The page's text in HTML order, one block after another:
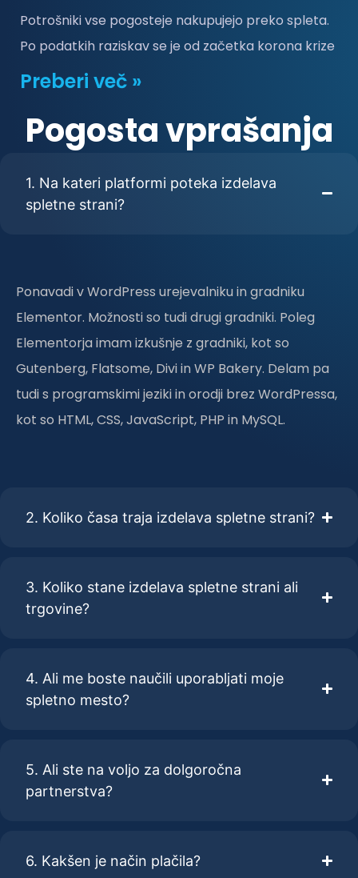
Potrošniki vse pogosteje nakupujejo preko spleta.
Po podatkih raziskav se je od začetka korona krize
Preberi več »
Pogosta vprašanja
1. Na kateri platformi poteka izdelava
spletne strani?
Ponavadi v WordPress urejevalniku in gradniku
Elementor. Možnosti so tudi drugi gradniki. Poleg
Elementorja imam izkušnje z gradniki, kot so
Gutenberg, Flatsome, Divi in WP Bakery. Delam pa
tudi s programskimi jeziki in orodji brez WordPressa,
kot so HTML, CSS, JavaScript, PHP in MySQL.
2. Koliko časa traja izdelava spletne strani?
3. Koliko stane izdelava spletne strani ali
trgovine?
4. Ali me boste naučili uporabljati moje
spletno mesto?
5. Ali ste na voljo za dolgoročna
partnerstva?
6. Kakšen je način plačila?